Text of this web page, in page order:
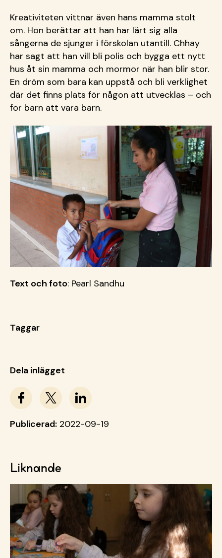
Kreativiteten vittnar även hans mamma stolt
om. Hon berättar att han har lärt sig alla
sångerna de sjunger i förskolan utantill. Chhay
har sagt att han vill bli polis och bygga ett nytt
hus åt sin mamma och mormor när han blir stor.
En dröm som bara kan uppstå och bli verklighet
där det finns plats för någon att utvecklas – och
för barn att vara barn.
Text och foto: Pearl Sandhu
Taggar
Dela inlägget
Publicerad: 2022-09-19
Liknande